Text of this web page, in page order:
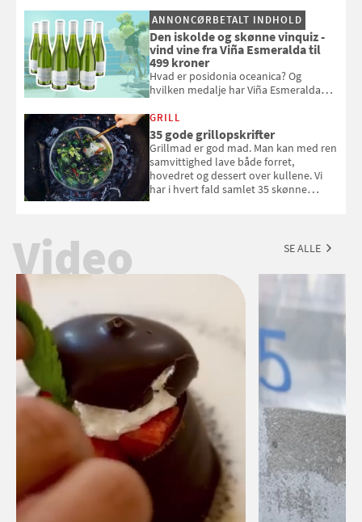
og se, hvordan du gør
ANNONCØRBETALT INDHOLD
Den iskolde og skønne vinquiz -
vind vine fra Viña Esmeralda til
499 kroner
Hvad er posidonia oceanica? Og
hvilken medalje har Viña Esmeralda
med i Samvirkes skønne vinquiz, hvor
du kan vinde 6 flasker vin fra Viña
Esmeralda. Konkurrencen slutter 1.
september 2026.
GRILL
35 gode grillopskrifter
Grillmad er god mad. Man kan med ren
samvittighed lave både forret,
hovedret og dessert over kullene. Vi
har i hvert fald samlet 35 skønne
Video SE ALLE